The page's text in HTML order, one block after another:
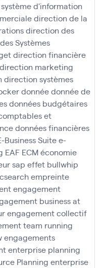
d'information
direction de la
direction des
Systèmes
direction financière
direction marketing
direction systèmes
donnéedonnée de
données budgétaires
et
données financières
Business Suitee-
EAF ECMéconomie
sap effet bullwhip
empreinte
engagement
business at
engagement collectif
team running
engagements
enterprise planning
Planning enterprise